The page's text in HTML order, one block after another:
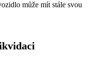
může mít stále svou